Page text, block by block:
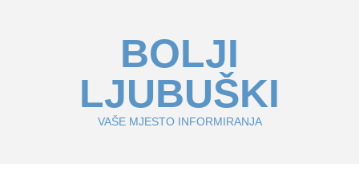
BOLJI
LJUBUŠKI
VAŠE MJESTO INFORMIRANJA